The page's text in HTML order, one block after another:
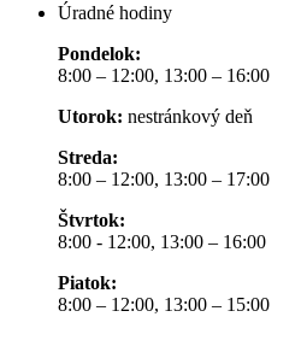
Úradné hodiny
Pondelok:
8:00 – 12:00, 13:00 – 16:00
Utorok: nestránkový deň
Streda:
8:00 – 12:00, 13:00 – 17:00
Štvrtok:
8:00 - 12:00, 13:00 – 16:00
Piatok:
8:00 – 12:00, 13:00 – 15:00